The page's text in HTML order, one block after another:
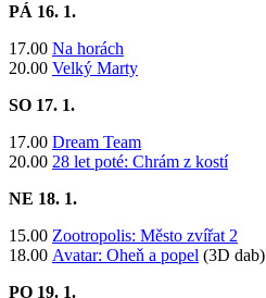
PÁ 16. 1.
17.00 Na horách
20.00 Velký Marty
SO 17. 1.
17.00 Dream Team
20.00 28 let poté: Chrám z kostí
NE 18. 1.
15.00 Zootropolis: Město zvířat 2
18.00 Avatar: Oheň a popel (3D dab)
PO 19. 1.